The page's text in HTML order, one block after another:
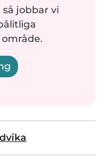
jobbar vi